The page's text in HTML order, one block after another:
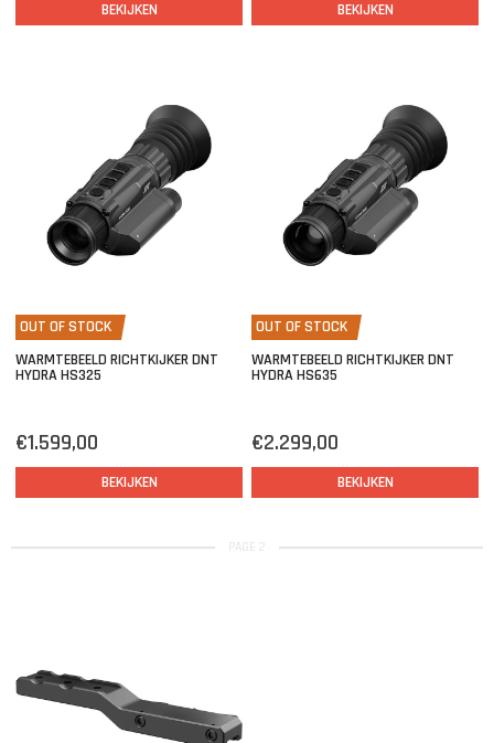
BEKIJKEN BEKIJKEN
OUT OF STOCK
WARMTEBEELD RICHTKIJKER DNT
HYDRA HS325
€1.599,00
BEKIJKEN
OUT OF STOCK
WARMTEBEELD RICHTKIJKER DNT
HYDRA HS635
€2.299,00
BEKIJKEN
PAGE 2